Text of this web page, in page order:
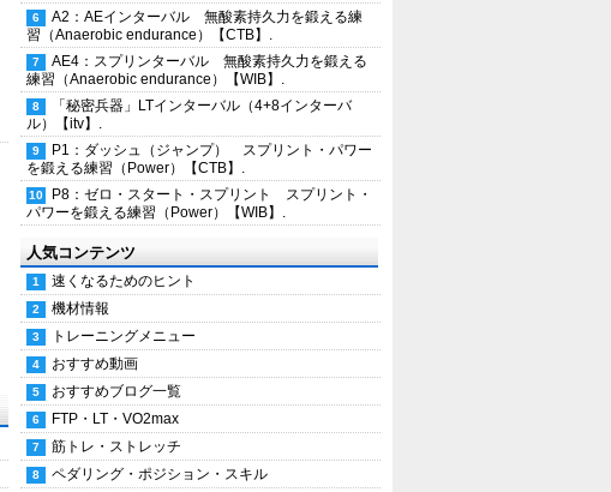
A2：AEインターバル 無酸素持久力を鍛える練
習（Anaerobic endurance）【CTB】.
AE4：スプリンターバル 無酸素持久力を鍛える
練習（Anaerobic endurance）【WIB】.
「秘密兵器」LTインターバル（4+8インターバ
ル）【itv】.
P1：ダッシュ（ジャンプ） スプリント・パワー
を鍛える練習（Power）【CTB】.
P8：ゼロ・スタート・スプリント スプリント・
パワーを鍛える練習（Power）【WIB】.
人気コンテンツ
速くなるためのヒント
機材情報
トレーニングメニュー
おすすめ動画
おすすめブログ一覧
FTP・LT・VO2max
筋トレ・ストレッチ
ペダリング・ポジション・スキル